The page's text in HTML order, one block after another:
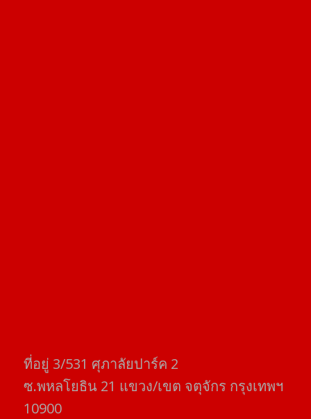
ที่อยู่​ 3/531​ ศุภาลัยปาร์ค​ 2
ซ.พหลโยธิน​ 21​ แขวง/เขต​ จตุจักร​ กรุงเทพฯ
10900